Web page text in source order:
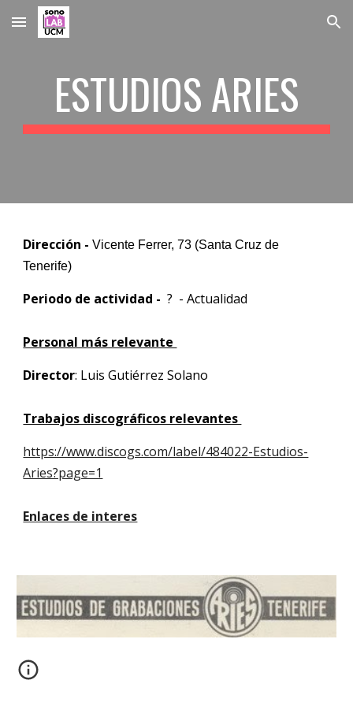
Skip to main content Skip to navigation
ESTUDIOS ARIES
Dirección -Vicente Ferrer, 73 (Santa Cruz de
Tenerife)
Periodo de actividad - ? - Actualidad
Personal más relevante
Director: Luis Gutiérrez Solano
Trabajos discográficos relevantes
https://www.discogs.com/label/484022-Estudios-
Aries?page=1
Enlaces de interes